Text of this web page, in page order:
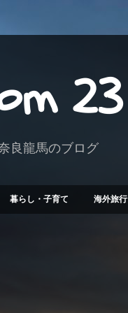
23
良龍馬のブログ
暮らし・子育て 海外旅行